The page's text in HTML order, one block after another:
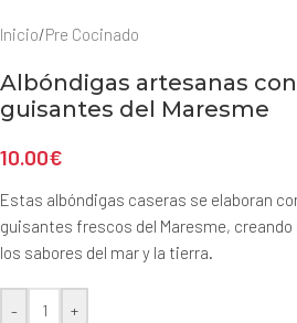
Inicio/Pre Cocinado
Albóndigas artesanas
guisantes del Maresme
10.00€
Estas albóndigas caseras se elaboran
guisantes frescos del Maresme,
los sabores del mar y la tierra.
- +